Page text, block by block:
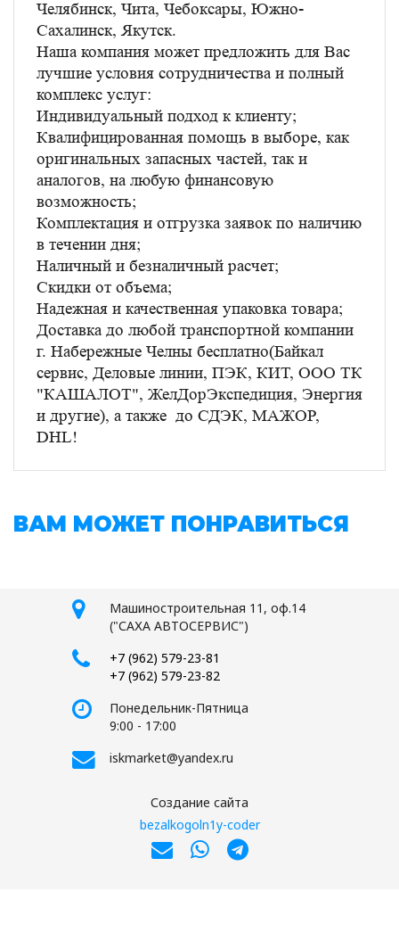
Челябинск, Чита, Чебоксары, Южно-
Сахалинск, Якутск.
Наша компания может предложить для Вас
лучшие условия сотрудничества и полный
комплекс услуг:
Индивидуальный подход к клиенту;
Квалифицированная помощь в выборе, как
оригинальных запасных частей, так и
аналогов, на любую финансовую
возможность;
Комплектация и отгрузка заявок по наличию
в течении дня;
Наличный и безналичный расчет;
Скидки от объема;
Надежная и качественная упаковка товара;
Доставка до любой транспортной компании
г. Набережные Челны бесплатно(Байкал
сервис, Деловые линии, ПЭК, КИТ, ООО ТК
"КАШАЛОТ", ЖелДорЭкспедиция, Энергия
и другие), а также до СДЭК, МАЖОР,
DHL!
ВАМ МОЖЕТ ПОНРАВИТЬСЯ
Машиностроительная 11, оф.14
("САХА АВТОСЕРВИС")
+7 (962) 579-23-81
+7 (962) 579-23-82
Понедельник-Пятница
9:00 - 17:00
iskmarket@yandex.ru
Создание сайта
bezalkogoln1y-coder